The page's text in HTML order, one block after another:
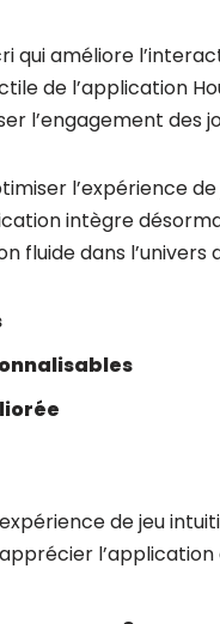
améliore
de l’application
l’engagement des
l’expérience
intègre
dans l’univers
de jeu